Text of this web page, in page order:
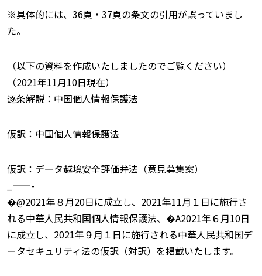
※具体的には、36頁・37頁の条文の引用が誤っていまし
た。
（以下の資料を作成いたしましたのでご覧ください）
（2021年11月10日現在）
逐条解説：中国個人情報保護法
仮訳：中国個人情報保護法
仮訳：データ越境安全評価弁法（意見募集案）
_——-
�@2021年８月20日に成立し、2021年11月１日に施行さ
れる中華人民共和国個人情報保護法、�A2021年６月10日
に成立し、2021年９月１日に施行される中華人民共和国デ
ータセキュリティ法の仮訳（対訳）を掲載いたします。